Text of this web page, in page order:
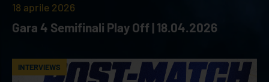
18 aprile 2026
Gara 4 Semifinali Play Off | 18.04.2026
INTERVIEWS